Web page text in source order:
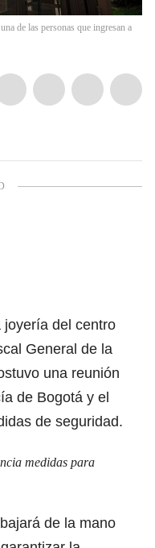
de las personas que ingresan a
joyería del centro
General de la
una reunión
de Bogotá y el
de seguridad.
medidas para
de la mano